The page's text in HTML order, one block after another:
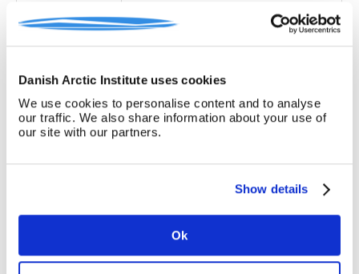
Danish Arctic Institute uses cookies
We use cookies to personalise content and to analyse
our traffic. We also share information about your use of
our site with our partners.
Show details
Ok
Giver:
Note:
Note eksisterer
Henvisninger
Relaterede
ARKIVFONDEN INDEHOLDER NEDENSTÅENDE